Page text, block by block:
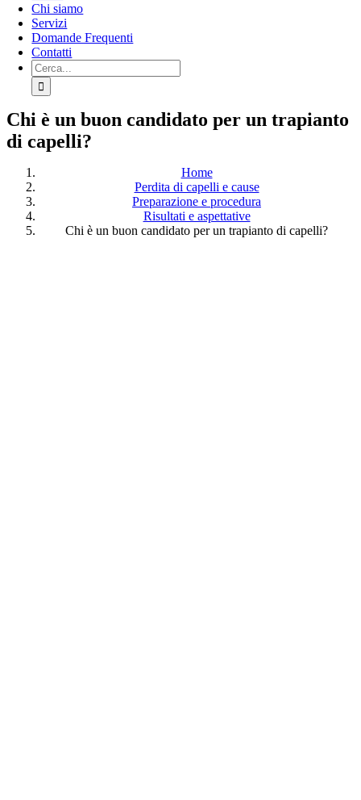
Chi siamo
Servizi
Domande Frequenti
Contatti
Cerca:
Chi è un buon candidato per un trapianto
di capelli?
Home
Perdita di capelli e cause
Preparazione e procedura
Risultati e aspettative
Chi è un buon candidato per un trapianto di capelli?